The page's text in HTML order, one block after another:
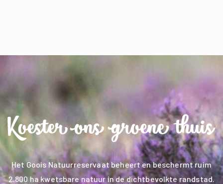
Het Goois Natuurreservaat beheert en beschermt ruim
2.800 ha kwetsbare natuur in de dichtbevolkte randstad.